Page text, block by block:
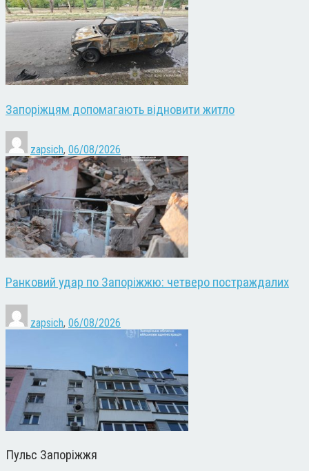
Запоріжцям допомагають відновити житло
zapsich, 06/08/2026
Ранковий удар по Запоріжжю: четверо постраждалих
zapsich, 06/08/2026
Пульс Запоріжжя